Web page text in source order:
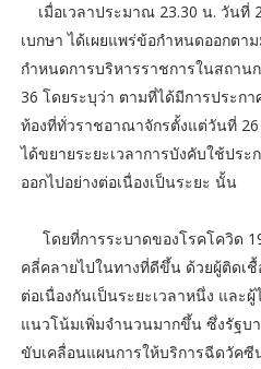
เมื่อเวลาประมาณ 23.30 น. วันที่
เบกษา ได้เผยแพร่ข้อกำหนดออกตา
กำหนดการบริหารราชการในสถา
36 โดยระบุว่า ตามที่ได้มีการประก
ท้องที่ทั่วราชอาณาจักรตั้งแต่วันที่
ได้ขยายระยะเวลาการบังคับใช้ปร
ออกไปอย่างต่อเนื่องเป็นระยะ นั้น
โดยที่การระบาดของโรคโควิด
คลี่คลายไปในทางที่ดีขึ้น ด้วยผู้ติดเ
ต่อเนื่องกันเป็นระยะเวลาหนึ่ง และ
แนวโน้มเพิ่มจำนวนมากขึ้น ซึ่งรัฐบ
ขับเคลื่อนแผนการให้บริการฉีดวัค